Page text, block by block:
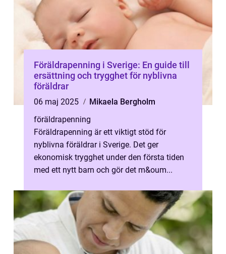
Föräldrapenning i Sverige: En guide till
ersättning och trygghet för nyblivna
föräldrar
06 maj 2025
Mikaela Bergholm
föräldrapenning
Föräldrapenning är ett viktigt stöd för
nyblivna föräldrar i Sverige. Det ger
ekonomisk trygghet under den första tiden
med ett nytt barn och gör det m&oum...